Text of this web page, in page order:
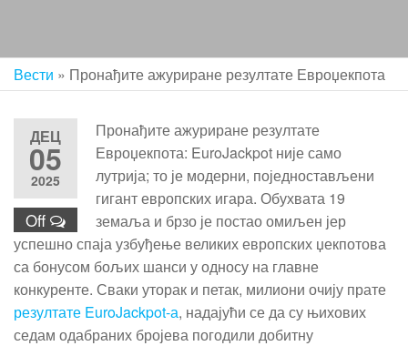
Вести » Пронађите ажуриране резултате Евроџекпота
ДЕЦ
05
2025
Off
Пронађите ажуриране резултате
Евроџекпота: EuroJackpot није само
лутрија; то је модерни, поједностављени
гигант европских игара. Обухвата 19
земаља и брзо је постао омиљен јер
успешно спаја узбуђење великих европских џекпотова
са бонусом бољих шанси у односу на главне
конкуренте. Сваки уторак и петак, милиони очију прате
резултате EuroJackpot-а, надајући се да су њихових
седам одабраних бројева погодили добитну